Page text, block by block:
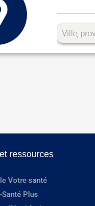
ressources
Votre santé
Plus